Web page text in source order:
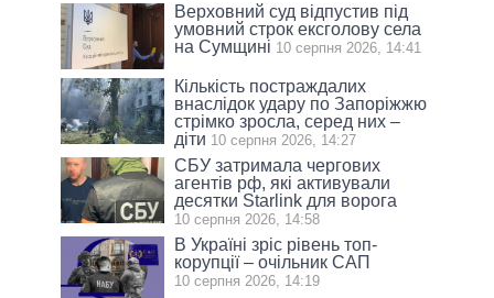
Верховний суд відпустив під
умовний строк ексголову села
на Сумщині 10 серпня 2026, 14:41
Кількість постраждалих
внаслідок удару по Запоріжжю
стрімко зросла, серед них –
діти 10 серпня 2026, 14:27
СБУ затримала чергових
агентів рф, які активували
десятки Starlink для ворога
10 серпня 2026, 14:58
В Україні зріс рівень топ-
корупції – очільник САП
10 серпня 2026, 14:19